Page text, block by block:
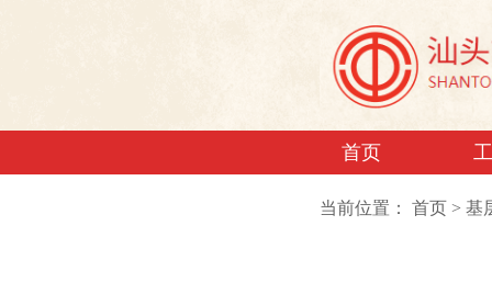
首页
当前位置： 首页 > 基